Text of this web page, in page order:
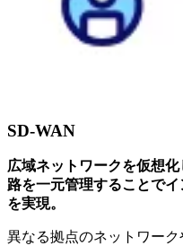
SD-WAN
広域ネットワークを仮想
路を一元管理することで
を実現。
異なる拠点のネットワー